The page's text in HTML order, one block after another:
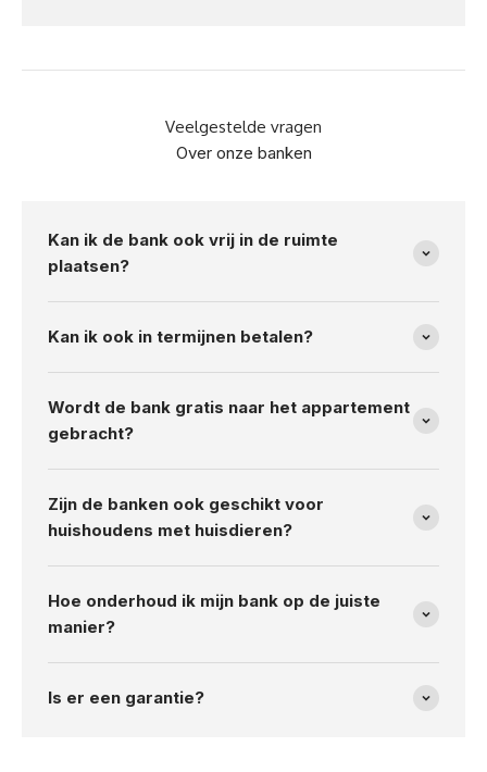
Veelgestelde vragen
Over onze banken
Kan ik de bank ook vrij in de ruimte
plaatsen?
Kan ik ook in termijnen betalen?
Wordt de bank gratis naar het appartement
gebracht?
Zijn de banken ook geschikt voor
huishoudens met huisdieren?
Hoe onderhoud ik mijn bank op de juiste
manier?
Is er een garantie?